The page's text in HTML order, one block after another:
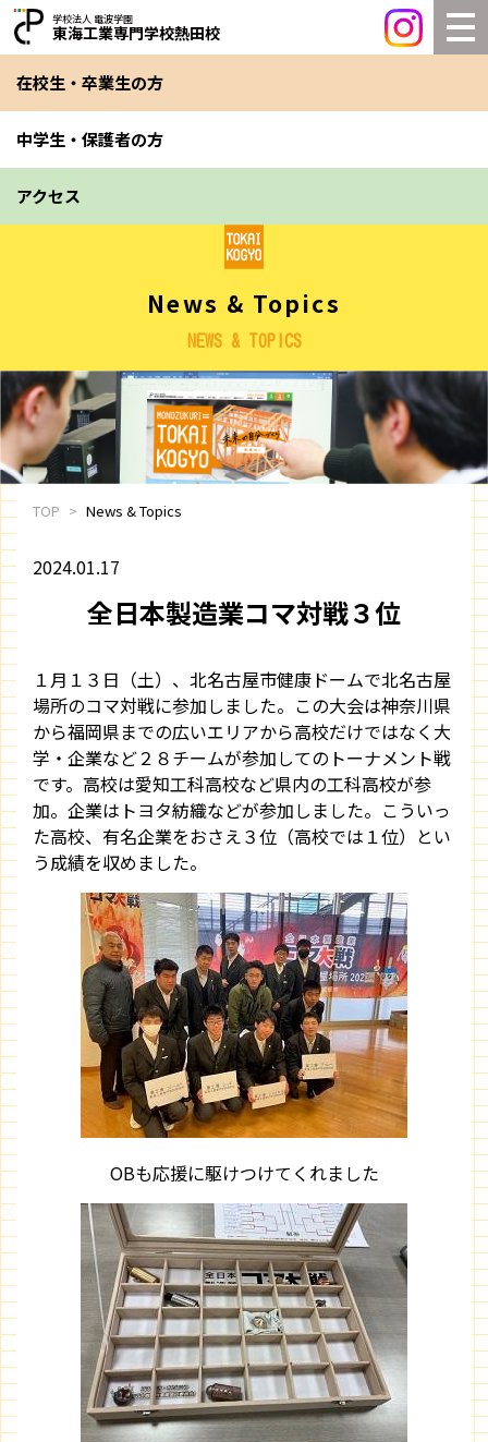
学校法人 電波学園
東海工業専門学校熱田校
在校生・卒業生の方
中学生・保護者の方
アクセス
News & Topics
NEWS & TOPICS
TOP News & Topics
2024.01.17
全日本製造業コマ対戦３位
１月１３日（土）、北名古屋市健康ドームで北名古屋
場所のコマ対戦に参加しました。この大会は神奈川県
から福岡県までの広いエリアから高校だけではなく大
学・企業など２８チームが参加してのトーナメント戦
です。高校は愛知工科高校など県内の工科高校が参
加。企業はトヨタ紡織などが参加しました。こういっ
た高校、有名企業をおさえ３位（高校では１位）とい
う成績を収めました。
OBも応援に駆けつけてくれました